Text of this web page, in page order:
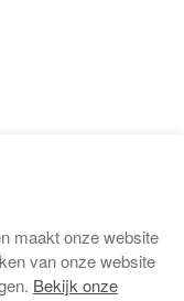
maakt onze website
van onze website
Bekijk onze